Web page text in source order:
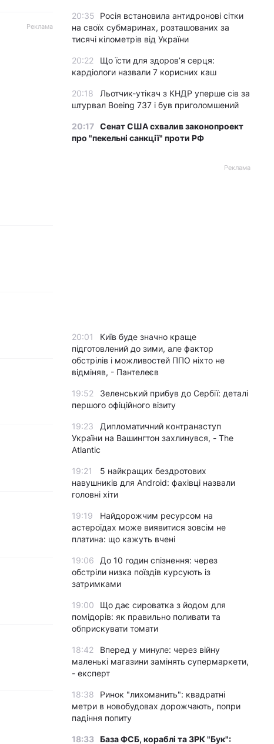
Реклама
20:35
Росія встановила антидронові сітки
на своїх субмаринах, розташованих за
тисячі кілометрів від України
20:22
Що їсти для здоров’я серця:
кардіологи назвали 7 корисних каш
20:18
Льотчик-утікач з КНДР уперше сів за
штурвал Boeing 737 і був приголомшений
20:17 Сенат США схвалив законопроект
про "пекельні санкції" проти РФ
Реклама
20:01
Київ буде значно краще
підготовлений до зими, але фактор
обстрілів і можливостей ППО ніхто не
відміняв, - Пантелеєв
19:52
Зеленський прибув до Сербії: деталі
першого офіційного візиту
19:23
Дипломатичний контранаступ
України на Вашингтон захлинувся, - The
Atlantic
19:21
5 найкращих бездротових
навушників для Android: фахівці назвали
головні хіти
19:19
Найдорожчим ресурсом на
астероїдах може виявитися зовсім не
платина: що кажуть вчені
19:06
До 10 годин спізнення: через
обстріли низка поїздів курсують із
затримками
19:00
Що дає сироватка з йодом для
помідорів: як правильно поливати та
обприскувати томати
18:42
Вперед у минуле: через війну
маленькі магазини замінять супермаркети,
- експерт
18:38
Ринок "лихоманить": квадратні
метри в новобудовах дорожчають, попри
падіння попиту
18:33 База ФСБ, кораблі та ЗРК "Бук":